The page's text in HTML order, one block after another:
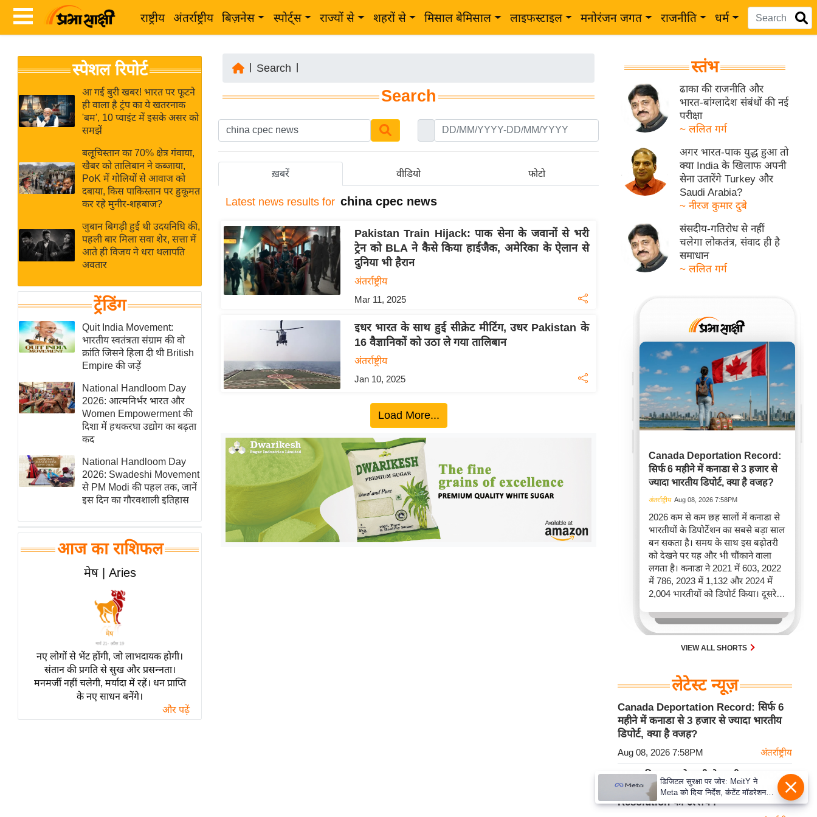
राष्ट्रीय अंतर्राष्ट्रीय बिज़नेस स्पोर्ट्स राज्यों से शहरों से मिसाल बेमिसाल लाइफस्टाइल मनोरंजन जगत राजनीति धर्म
News
Hindi
Live
News in
Hindi
News
Hindi
Videos
ख
ब
र
अंतर्राष्ट्रीय
बिज़नेस
विशेषज्ञ
राय
खेल
क्रिकेट
IPL
2026
ई-पेपर
मिसाल बेमिसाल
शख्सियत
यंग इंडिया
साहित्य जगत
ऑटो वर्ल्ड
न्यूज ब्रीफ
बॉलीवुड
हॉलीवुड
फिल्म समीक्षा
लाइफस्टाइल
टेक्नॉलॉजी
ब्यूटी/फैशन
घरेलू नुस्खे
पर्यटन स्थल
फिटनेस मंत्रा
स्पेशल रिपोर्ट
आ गई बुरी खबर! भारत पर फूटने
ही वाला है ट्रंप का ये खतरनाक
'बम', 10 प्वाइंट में इसके असर को
समझें
बलूचिस्तान का 70% क्षेत्र गंवाया,
खैबर को तालिबान ने कब्जाया,
PoK में गोलियों से आवाज को
दबाया, किस पाकिस्तान पर हुकूमत
कर रहे मुनीर-शहबाज?
जुबान बिगड़ी हुई थी उदयनिधि की,
पहली बार मिला सवा शेर, सत्ता में
आते ही विजय ने धरा थलापति
अवतार
ट्रेंडिंग
Quit India Movement:
भारतीय स्वतंत्रता संग्राम की वो
क्रांति जिसने हिला दी थी British
Empire की जड़ें
National Handloom Day
2026: आत्मनिर्भर भारत और
Women Empowerment की
दिशा में हथकरघा उद्योग का बढ़ता
कद
National Handloom Day
2026: Swadeshi Movement
से PM Modi की पहल तक, जानें
इस दिन का गौरवशाली इतिहास
आज का राशिफल
मेष | Aries
नए लोगों से भेंट होंगी, जो लाभदायक होगी।
संतान की प्रगति से सुख और प्रसन्नता।
मनमर्जी नहीं चलेगी, मर्यादा में रहें। धन प्राप्ति
के नए साधन बनेंगे।
और पढ़ें
Search
Search
ख़बरें वीडियो फोटो
Latest news results for china cpec news
Pakistan Train Hijack: पाक सेना के जवानों से भरी
ट्रेन को BLA ने कैसे किया हाईजैक, अमेरिका के ऐलान से
दुनिया भी हैरान
अंतर्राष्ट्रीय
Mar 11, 2025
इधर भारत के साथ हुई सीक्रेट मीटिंग, उधर Pakistan के
16 वैज्ञानिकों को उठा ले गया तालिबान
अंतर्राष्ट्रीय
Jan 10, 2025
Load More...
स्तंभ
ढाका की राजनीति और
भारत-बांग्लादेश संबंधों की नई
परीक्षा
~ ललित गर्ग
अगर भारत-पाक युद्ध हुआ तो
क्या India के खिलाफ अपनी
सेना उतारेंगे Turkey और
Saudi Arabia?
~ नीरज कुमार दुबे
संसदीय-गतिरोध से नहीं
चलेगा लोकतंत्र, संवाद ही है
समाधान
~ ललित गर्ग
Canada Deportation Record:
सिर्फ 6 महीने में कनाडा से 3 हजार से
ज्यादा भारतीय डिपोर्ट, क्या है वजह?
अंतर्राष्ट्रीय Aug 08, 2026 7:58PM
2026 कम से कम छह सालों में कनाडा से
भारतीयों के डिपोर्टेशन का सबसे बड़ा साल
बन सकता है। समय के साथ इस बढ़ोतरी
को देखने पर यह और भी चौंकाने वाला
लगता है। कनाडा ने 2021 में 603, 2022
में 786, 2023 में 1,132 और 2024 में
2,004 भारतीयों को डिपोर्ट किया। दूसरे
पूरे साल की तुलना में 2026 की पहली
छमाही में ज़्यादा भारतीयों को वापस भेजा
VIEW ALL SHORTS
लेटेस्ट न्यूज़
Canada Deportation Record: सिर्फ 6
महीने में कनाडा से 3 हजार से ज्यादा भारतीय
डिपोर्ट, क्या है वजह?
Aug 08, 2026 7:58PM अंतर्राष्ट्रीय
UAE की Iran को कड़ी चेतावनी, ADNOC
टैंकर पर Missile Attack को बताया UN
Resolution का उल्लंघन
डिजिटल सुरक्षा पर जोर: MeitY ने
Meta को दिया निर्देश, कंटेंट मॉडरेशन
मजबूत करे